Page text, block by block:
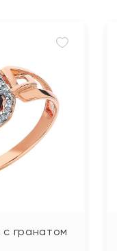
с гранатом